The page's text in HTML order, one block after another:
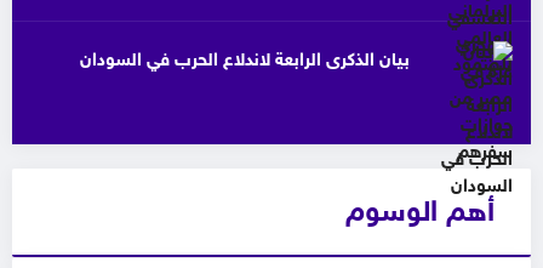
بيان الذكرى الرابعة لاندلاع الحرب في السودان
أهم الوسوم